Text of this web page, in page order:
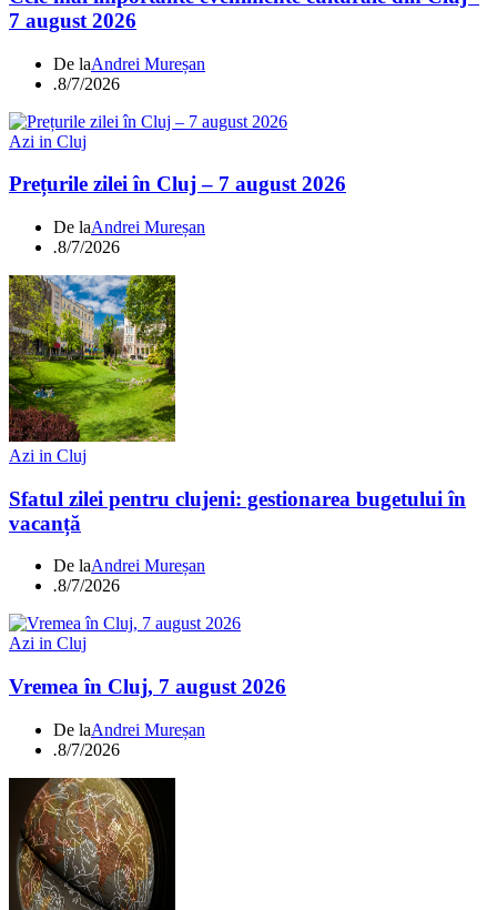
7 august 2026
De laAndrei Mureșan
.8/7/2026
Azi in Cluj
Prețurile zilei în Cluj – 7 august 2026
De laAndrei Mureșan
.8/7/2026
Azi in Cluj
Sfatul zilei pentru clujeni: gestionarea bugetului în
vacanță
De laAndrei Mureșan
.8/7/2026
Azi in Cluj
Vremea în Cluj, 7 august 2026
De laAndrei Mureșan
.8/7/2026